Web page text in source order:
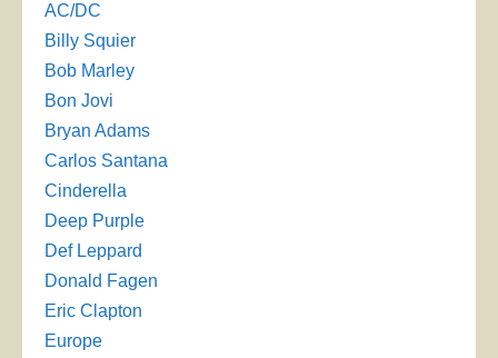
AC/DC
Billy Squier
Bob Marley
Bon Jovi
Bryan Adams
Carlos Santana
Cinderella
Deep Purple
Def Leppard
Donald Fagen
Eric Clapton
Europe